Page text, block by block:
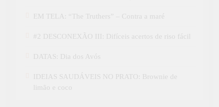
EM TELA: “The Truthers” – Contra a maré
#2 DESCONEXÃO III: Difíceis acertos de riso fácil
DATAS: Dia dos Avós
IDEIAS SAUDÁVEIS NO PRATO: Brownie de
limão e coco